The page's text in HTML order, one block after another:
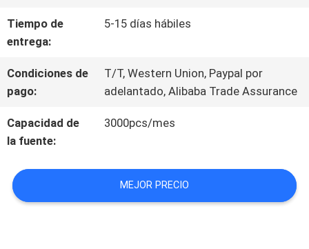
CONTROL
DE
CALIDAD
ÉNTRENOS
EN
CONTACTO
Tiempo de
entrega:
5-15 días hábiles
Condiciones de
pago:
T/T, Western Union, Paypal por
adelantado, Alibaba Trade Assurance
Capacidad de
la fuente:
3000pcs/mes
MEJOR PRECIO